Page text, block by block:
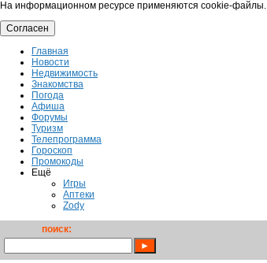
На информационном ресурсе применяются cookie-файлы.
Согласен
Главная
Новости
Недвижимость
Знакомства
Погода
Афиша
Форумы
Туризм
Телепрограмма
Гороскоп
Промокоды
Ещё
Игры
Аптеки
Zody
поиск: